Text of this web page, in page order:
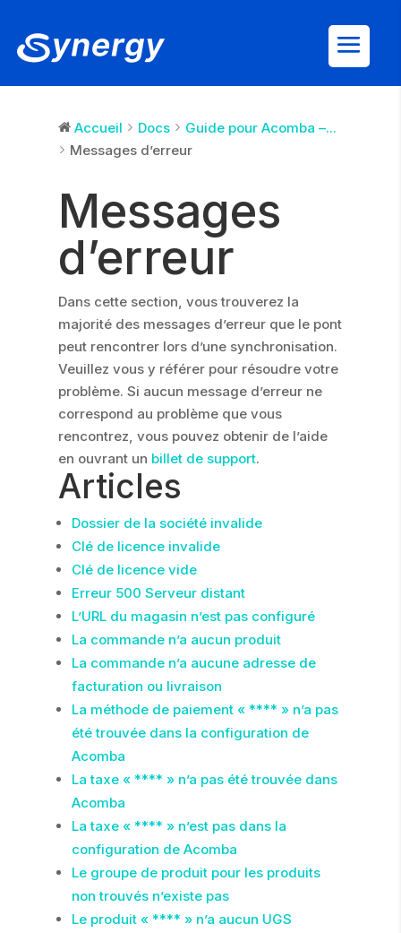
Accueil Docs
Guide pour Acomba –...
Messages d’erreur
Messages
d’erreur
Dans cette section, vous trouverez la
majorité des messages d’erreur que le pont
peut rencontrer lors d’une synchronisation.
Veuillez vous y référer pour résoudre votre
problème. Si aucun message d’erreur ne
correspond au problème que vous
rencontrez, vous pouvez obtenir de l’aide
en ouvrant un billet de support.
Articles
Dossier de la société invalide
Clé de licence invalide
Clé de licence vide
Erreur 500 Serveur distant
L’URL du magasin n’est pas configuré
La commande n’a aucun produit
La commande n’a aucune adresse de
facturation ou livraison
La méthode de paiement « **** » n’a pas
été trouvée dans la configuration de
Acomba
La taxe « **** » n’a pas été trouvée dans
Acomba
La taxe « **** » n’est pas dans la
configuration de Acomba
Le groupe de produit pour les produits
non trouvés n’existe pas
Le produit « **** » n’a aucun UGS